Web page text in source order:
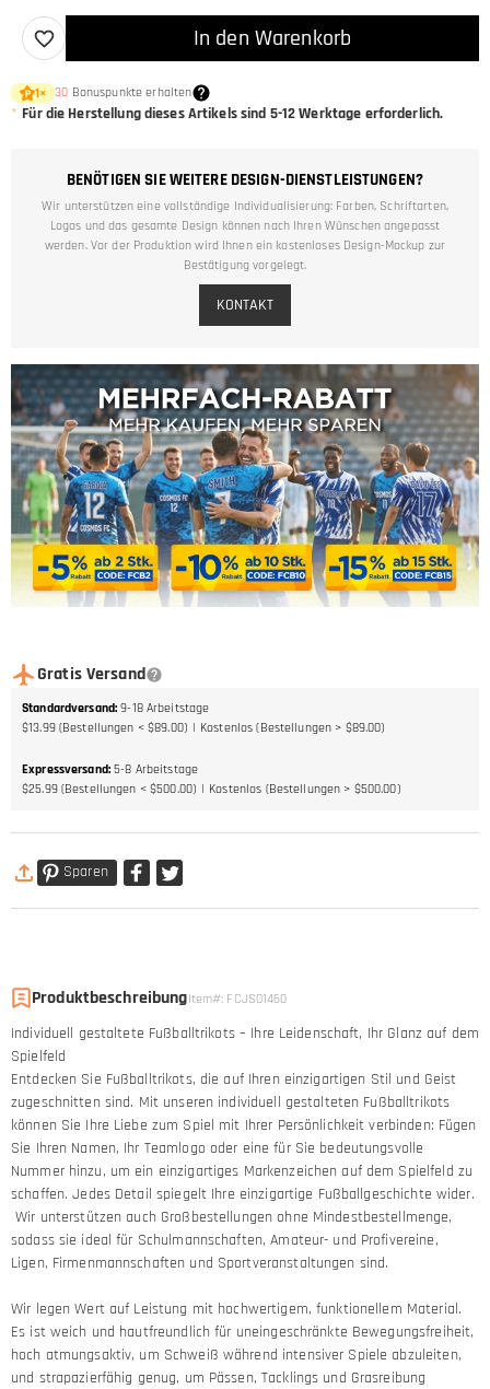
In den Warenkorb
1× 30 Bonuspunkte erhalten
* Für die Herstellung dieses Artikels sind 5-12Werktage erforderlich.
BENÖTIGEN SIE WEITERE DESIGN-DIENSTLEISTUNGEN?
Wir unterstützen eine vollständige Individualisierung: Farben, Schriftarten,
Logos und das gesamte Design können nach Ihren Wünschen angepasst
werden. Vor der Produktion wird Ihnen ein kostenloses Design-Mockup zur
Bestätigung vorgelegt.
KONTAKT
Gratis Versand
Standardversand: 9-18 Arbeitstage
$13.99 (Bestellungen < $89.00)
Kostenlos (Bestellungen > $89.00)
Expressversand: 5-8 Arbeitstage
$25.99 (Bestellungen < $500.00)
Kostenlos (Bestellungen > $500.00)
Sparen
ProduktbeschreibungItem#: FCJS01460
Individuell gestaltete Fußballtrikots – Ihre Leidenschaft, Ihr Glanz auf dem
Spielfeld
Entdecken Sie Fußballtrikots, die auf Ihren einzigartigen Stil und Geist
zugeschnitten sind. Mit unseren individuell gestalteten Fußballtrikots
können Sie Ihre Liebe zum Spiel mit Ihrer Persönlichkeit verbinden: Fügen
Sie Ihren Namen, Ihr Teamlogo oder eine für Sie bedeutungsvolle
Nummer hinzu, um ein einzigartiges Markenzeichen auf dem Spielfeld zu
schaffen. Jedes Detail spiegelt Ihre einzigartige Fußballgeschichte wider.
Wir unterstützen auch Großbestellungen ohne Mindestbestellmenge,
sodass sie ideal für Schulmannschaften, Amateur- und Profivereine,
Ligen, Firmenmannschaften und Sportveranstaltungen sind.
Wir legen Wert auf Leistung mit hochwertigem, funktionellem Material.
Es ist weich und hautfreundlich für uneingeschränkte Bewegungsfreiheit,
hoch atmungsaktiv, um Schweiß während intensiver Spiele abzuleiten,
und strapazierfähig genug, um Pässen, Tacklings und Grasreibung